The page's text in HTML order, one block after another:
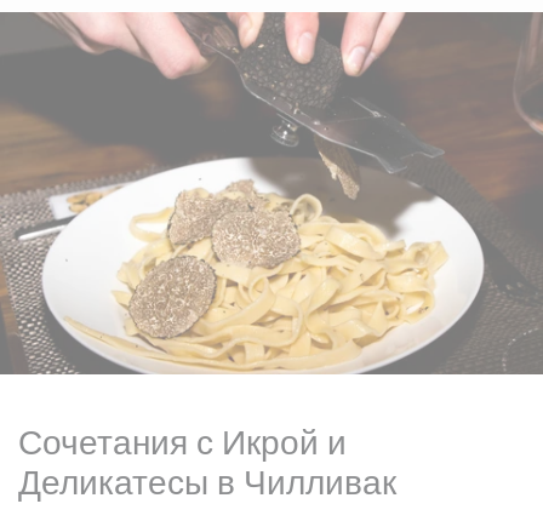
Сочетания с Икрой и
Деликатесы в Чилливак